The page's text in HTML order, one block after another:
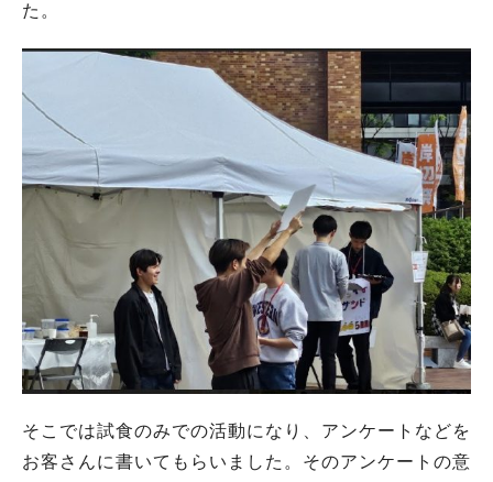
た。
そこでは試食のみでの活動になり、アンケートなどを
お客さんに書いてもらいました。そのアンケートの意